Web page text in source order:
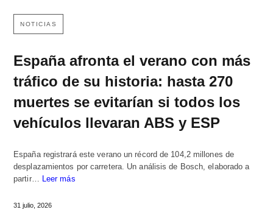
NOTICIAS
España afronta el verano con más
tráfico de su historia: hasta 270
muertes se evitarían si todos los
vehículos llevaran ABS y ESP
España registrará este verano un récord de 104,2 millones de
desplazamientos por carretera. Un análisis de Bosch, elaborado a
partir… Leer más
31 julio, 2026